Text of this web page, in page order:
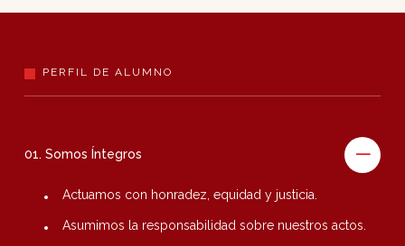
PERFIL DE ALUMNO
01. Somos Íntegros
Actuamos con honradez, equidad y justicia.
Asumimos la responsabilidad sobre nuestros actos.